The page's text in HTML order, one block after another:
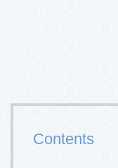
Contents